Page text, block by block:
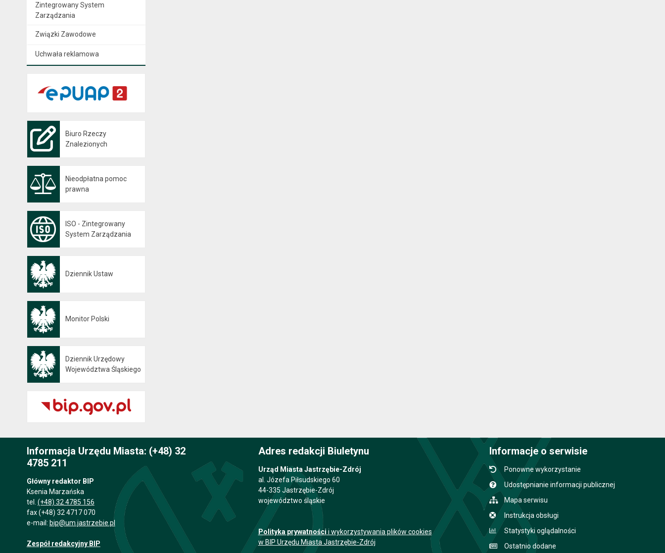
Zintegrowany System
Zarządzania
Związki Zawodowe
Uchwała reklamowa
Biuro Rzeczy
Znalezionych
Nieodpłatna pomoc
prawna
ISO - Zintegrowany
System Zarządzania
Dziennik Ustaw
Monitor Polski
Dziennik Urzędowy
Województwa Śląskiego
Informacja Urzędu Miasta: (+48) 32
4785 211
Główny redaktor BIP
Ksenia Marzańska
tel. (+48) 32 4785 156
fax (+48) 32 4717 070
e-mail: bip@um.jastrzebie.pl
Zespół redakcyjny BIP
Adres redakcji Biuletynu
Urząd Miasta Jastrzębie-Zdrój
al. Józefa Piłsudskiego 60
44-335 Jastrzębie-Zdrój
województwo śląskie
Polityka prywatności i wykorzystywania plików cookies
w BIP Urzędu Miasta Jastrzębie-Zdrój
Informacje o serwisie
Ponowne wykorzystanie
Udostępnianie informacji publicznej
Mapa serwisu
Instrukcja obsługi
Statystyki oglądalności
Ostatnio dodane